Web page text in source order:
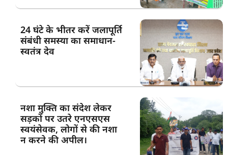
24 घंटे के भीतर करें जलापूर्ति
संबंधी समस्या का समाधान-
स्वतंत्र देव
नशा मुक्ति का संदेश लेकर
सड़कों पर उतरे एनएसएस
स्वयंसेवक, लोगों से की नशा
न करने की अपील।